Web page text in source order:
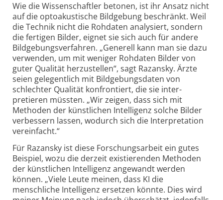
Wie die Wissenschaftler betonen, ist ihr Ansatz nicht
auf die opto­akustische Bildgebung beschränkt. Weil
die Technik nicht die Rohdaten analysiert, sondern
die fertigen Bilder, eignet sie sich auch für andere
Bildgebungs­verfahren. „Generell kann man sie dazu
verwenden, um mit weniger Rohdaten Bilder von
guter Qualität herzustellen“, sagt Razansky. Ärzte
seien gelegentlich mit Bildgebungs­daten von
schlechter Qualität konfrontiert, die sie inter­
pretieren müssten. „Wir zeigen, dass sich mit
Methoden der künstlichen Intelligenz solche Bilder
verbessern lassen, wodurch sich die Inter­pretation
vereinfacht.“
Für Razansky ist diese Forschungs­arbeit ein gutes
Beispiel, wozu die derzeit existierenden Methoden
der künstlichen Intelligenz angewandt werden
können. „Viele Leute meinen, dass KI die
menschliche Intelligenz ersetzen könnte. Dies wird